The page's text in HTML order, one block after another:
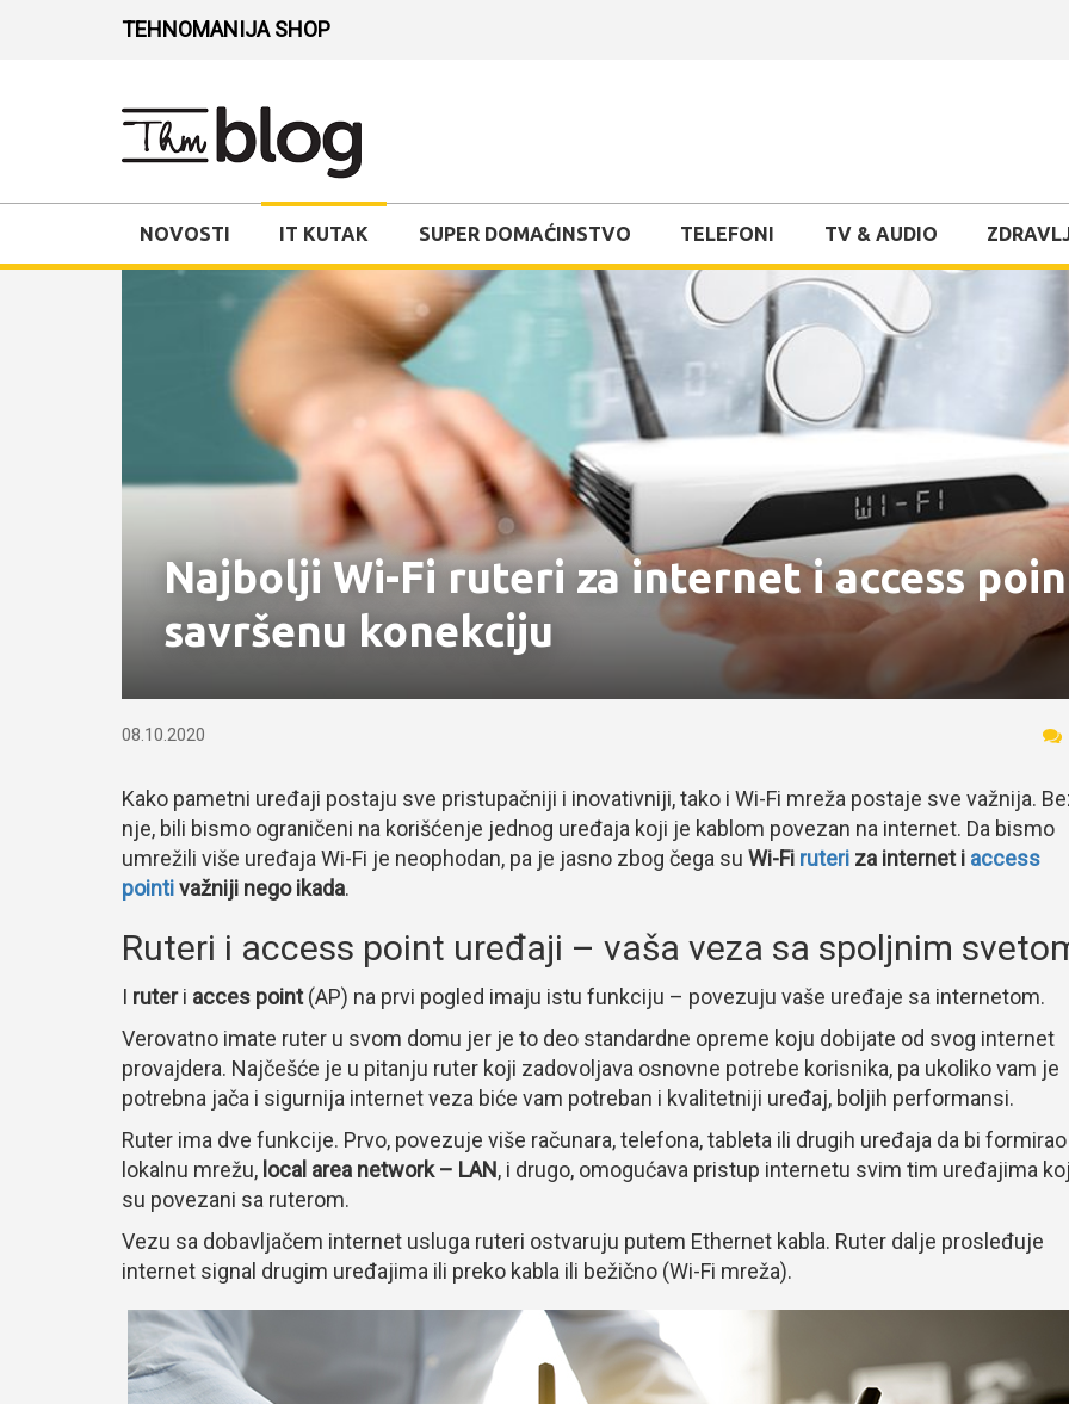
TEHNOMANIJA SHOP
NOVOSTI IT KUTAK SUPER DOMAĆINSTVO TELEFONI TV & AUDIO
Najbolji Wi-Fi ruteri za internet i access
savršenu konekciju
08.10.2020
Kako pametni uređaji postaju sve pristupačniji i inovativniji, tako i Wi-Fi mreža postaje sve važnija.
nje, bili bismo ograničeni na korišćenje jednog uređaja koji je kablom povezan na internet. Da bismo
umrežili više uređaja Wi-Fi je neophodan, pa je jasno zbog čega su Wi-Fi ruteri za internet i access
pointivažniji nego ikada.
Ruteri i access point uređaji – vaša veza sa spoljnim
I ruteri acces point(AP) na prvi pogled imaju istu funkciju – povezuju vaše uređaje sa internetom.
Verovatno imate ruter u svom domu jer je to deo standardne opreme koju dobijate od svog internet
provajdera. Najčešće je u pitanju ruter koji zadovoljava osnovne potrebe korisnika, pa ukoliko vam je
potrebna jača i sigurnija internet veza biće vam potreban i kvalitetniji uređaj, boljih performansi.
Ruter ima dve funkcije. Prvo, povezuje više računara, telefona, tableta ili drugih uređaja da bi formirao
lokalnu mrežu, local area network – LAN, i drugo, omogućava pristup internetu svim tim uređajima
su povezani sa ruterom.
Vezu sa dobavljačem internet usluga ruteri ostvaruju putem Ethernet kabla. Ruter dalje prosleđuje
internet signal drugim uređajima ili preko kabla ili bežično (Wi-Fi mreža).